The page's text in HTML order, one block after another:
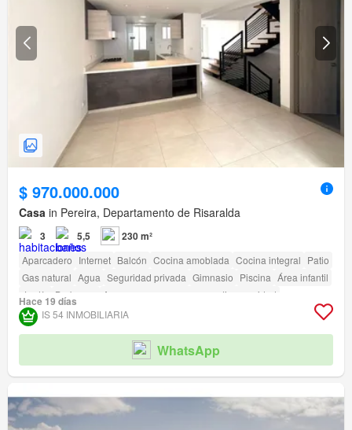
$ 970.000.000
Casa in Pereira, Departamento de Risaralda
3 5,5 230 m²
Aparcadero Internet Balcón Cocina amoblada Cocina integral Patio
Gas natural Agua Seguridad privada Gimnasio Piscina Área infantil
Jardín
Barbecue Acceso para personas con discapacidad
Hace 19 días
IS 54 INMOBILIARIA
WhatsApp